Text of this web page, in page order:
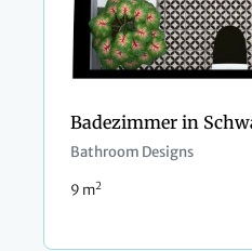
Badezimmer in
Bathroom Designs
9 m2